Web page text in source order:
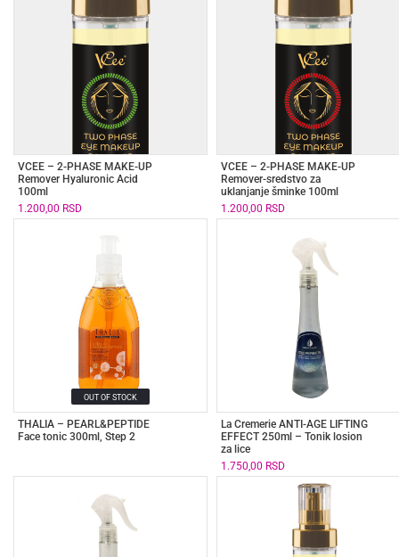
VCEE – 2-PHASE MAKE-UP
Remover Hyaluronic Acid
100ml
1.200,00 RSD
VCEE – 2-PHASE MAKE-UP
Remover-sredstvo za
uklanjanje šminke 100ml
1.200,00 RSD
OUT OF STOCK
THALIA – PEARL&PEPTIDE
Face tonic 300ml, Step 2
La Cremerie ANTI-AGE LIFTING
EFFECT 250ml – Tonik losion
za lice
1.750,00 RSD